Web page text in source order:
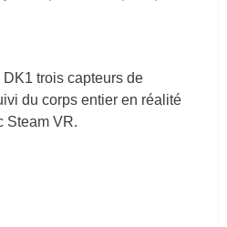
trois capteurs de
du corps entier en réalité
Steam VR.